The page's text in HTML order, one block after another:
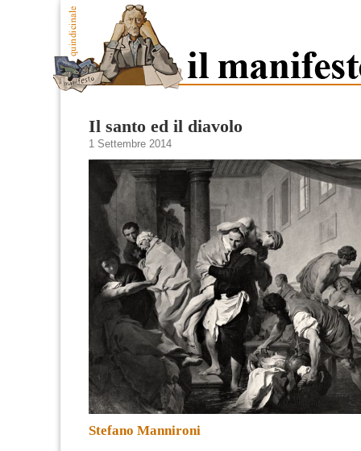
Il santo ed il diavolo
1 Settembre 2014
Stefano Mannironi